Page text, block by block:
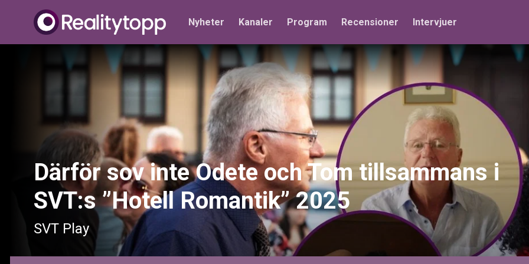
Nyheter Kanaler Program Recensioner Intervjuer
Därför sov inte Odete och Tom tillsammans i
SVT:s ”Hotell Romantik” 2025
SVT Play